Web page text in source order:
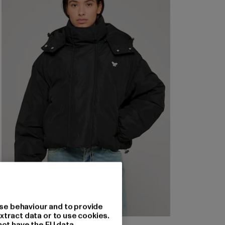
behaviour and to provide
data or to use cookies.